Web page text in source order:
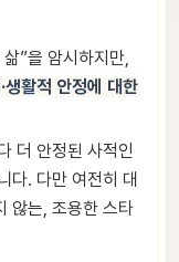
”을 암시하지만,
생활적 안정에 대한
더 안정된 사적인
다. 다만 여전히 대
않는, 조용한 스타